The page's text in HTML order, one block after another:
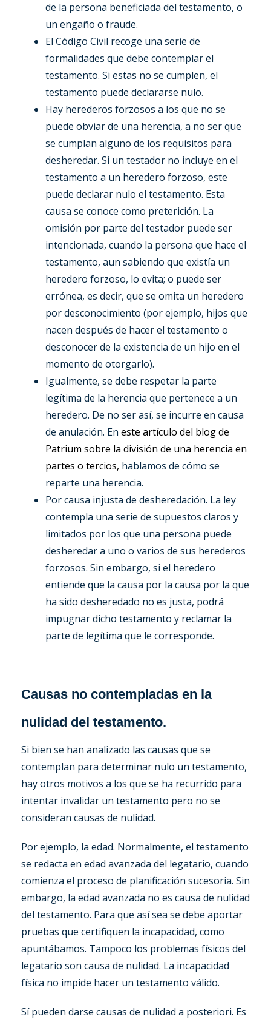
de la persona beneficiada del testamento, o
un engaño o fraude.
El Código Civil recoge una serie de
formalidades que debe contemplar el
testamento. Si estas no se cumplen, el
testamento puede declararse nulo.
Hay herederos forzosos a los que no se
puede obviar de una herencia, a no ser que
se cumplan alguno de los requisitos para
desheredar. Si un testador no incluye en el
testamento a un heredero forzoso, este
puede declarar nulo el testamento. Esta
causa se conoce como preterición. La
omisión por parte del testador puede ser
intencionada, cuando la persona que hace el
testamento, aun sabiendo que existía un
heredero forzoso, lo evita; o puede ser
errónea, es decir, que se omita un heredero
por desconocimiento (por ejemplo, hijos que
nacen después de hacer el testamento o
desconocer de la existencia de un hijo en el
momento de otorgarlo).
Igualmente, se debe respetar la parte
legítima de la herencia que pertenece a un
heredero. De no ser así, se incurre en causa
de anulación. En este artículo del blog de
Patrium sobre la división de una herencia en
partes o tercios, hablamos de cómo se
reparte una herencia.
Por causa injusta de desheredación. La ley
contempla una serie de supuestos claros y
limitados por los que una persona puede
desheredar a uno o varios de sus herederos
forzosos. Sin embargo, si el heredero
entiende que la causa por la causa por la que
ha sido desheredado no es justa, podrá
impugnar dicho testamento y reclamar la
parte de legítima que le corresponde.
Causas no contempladas en la
nulidad del testamento.
Si bien se han analizado las causas que se
contemplan para determinar nulo un testamento,
hay otros motivos a los que se ha recurrido para
intentar invalidar un testamento pero no se
consideran causas de nulidad.
Por ejemplo, la edad. Normalmente, el testamento
se redacta en edad avanzada del legatario, cuando
comienza el proceso de planificación sucesoria. Sin
embargo, la edad avanzada no es causa de nulidad
del testamento. Para que así sea se debe aportar
pruebas que certifiquen la incapacidad, como
apuntábamos. Tampoco los problemas físicos del
legatario son causa de nulidad. La incapacidad
física no impide hacer un testamento válido.
Sí pueden darse causas de nulidad a posteriori. Es